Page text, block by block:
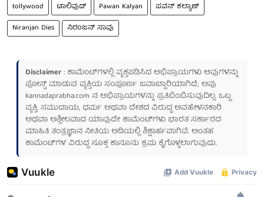
tollywood ಟಾಲಿವುಡ್ Pawan Kalyan
ಪವನ್ ಕಲ್ಯಾಣ್
Niranjan Dies
ನಿರಂಜನ್ ಸಾವು
Disclaimer: ಕಾಮೆಂಟ್‌ಗಳಲ್ಲಿ ವ್ಯಕ್ತಪಡಿಸಿದ ಅಭಿಪ್ರಾಯಗಳು ಅವುಗಳನ್ನು
ಪೋಸ್ಟ್ ಮಾಡುವ ವ್ಯಕ್ತಿಯ ಸಂಪೂರ್ಣ ಜವಾಬ್ದಾರಿಯಾಗಿದೆ; ಅವು
kannadaprabha.com ನ ಅಭಿಪ್ರಾಯಗಳನ್ನು ಪ್ರತಿಬಿಂಬಿಸುವುದಿಲ್ಲ. ಒಬ್ಬ
ವ್ಯಕ್ತಿ, ಸಮುದಾಯ, ಧರ್ಮ ಅಥವಾ ದೇಶದ ವಿರುದ್ಧ ಅವಹೇಳನಕಾರಿ
ಅಥವಾ ಅಶ್ಲೀಲವಾದ ಯಾವುದೇ ಕಾಮೆಂಟ್‌ಗಳು ಭಾರತ ಸರ್ಕಾರದ
ಮಾಹಿತಿ ತಂತ್ರಜ್ಞಾನ ನೀತಿಯ ಅಡಿಯಲ್ಲಿ ಶಿಕ್ಷಾರ್ಹವಾಗಿವೆ. ಅಂತಹ
ಕಾಮೆಂಟ್‌ಗಳ ವಿರುದ್ಧ ಸೂಕ್ತ ಕಾನೂನು ಕ್ರಮ ಕೈಗೊಳ್ಳಲಾಗುವುದು.